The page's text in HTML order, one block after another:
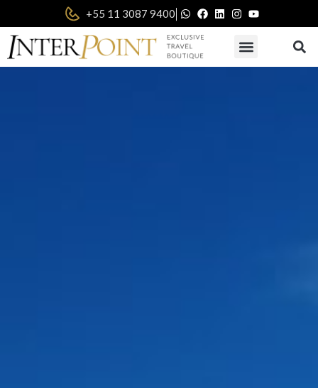
+55 11 3087 9400|